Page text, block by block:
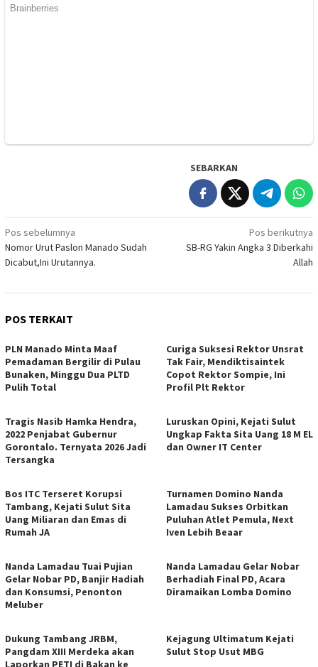
SEBARKAN
Navigasi
pos
Pos sebelumnya
Nomor Urut Paslon Manado Sudah
Dicabut,Ini Urutannya.
Pos berikutnya
SB-RG Yakin Angka 3 Diberkahi
Allah
POS TERKAIT
PLN Manado Minta Maaf
Pemadaman Bergilir di Pulau
Bunaken, Minggu Dua PLTD
Pulih Total
Curiga Suksesi Rektor Unsrat
Tak Fair, Mendiktisaintek
Copot Rektor Sompie, Ini
Profil Plt Rektor
Tragis Nasib Hamka Hendra,
2022 Penjabat Gubernur
Gorontalo. Ternyata 2026 Jadi
Tersangka
Luruskan Opini, Kejati Sulut
Ungkap Fakta Sita Uang 18 M EL
dan Owner IT Center
Bos ITC Terseret Korupsi
Tambang, Kejati Sulut Sita
Uang Miliaran dan Emas di
Rumah JA
Turnamen Domino Nanda
Lamadau Sukses Orbitkan
Puluhan Atlet Pemula, Next
Iven Lebih Beaar
Nanda Lamadau Tuai Pujian
Gelar Nobar PD, Banjir Hadiah
dan Konsumsi, Penonton
Meluber
Nanda Lamadau Gelar Nobar
Berhadiah Final PD, Acara
Diramaikan Lomba Domino
Dukung Tambang JRBM,
Pangdam XIII Merdeka akan
Laporkan PETI di Bakan ke
Kejagung Ultimatum Kejati
Sulut Stop Usut MBG